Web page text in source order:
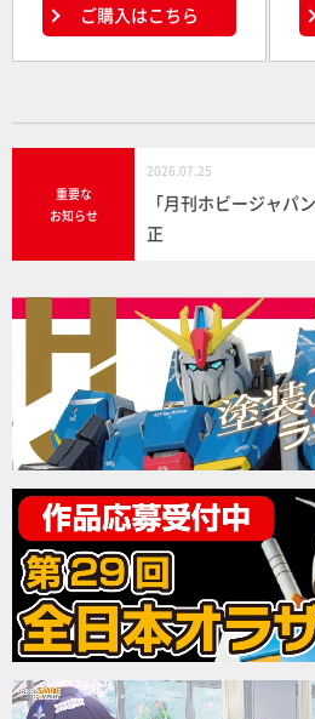
ご購入はこちら
重要な
お知らせ
2026.07.25
「月刊ホビージャパ
正